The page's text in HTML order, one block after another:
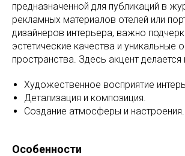
предназначенной для публикаций в
рекламных материалов отелей или
дизайнеров интерьера, важно
эстетические качества и уникальные
пространства. Здесь акцент делается
Художественное восприятие
Детализация и композиция.
Создание атмосферы и настроения.
Особенности